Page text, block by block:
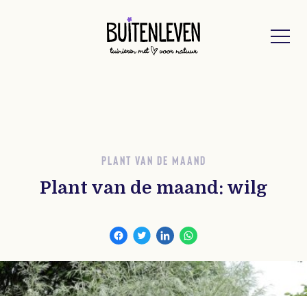
PLANT VAN DE MAAND
Plant van de maand: wilg